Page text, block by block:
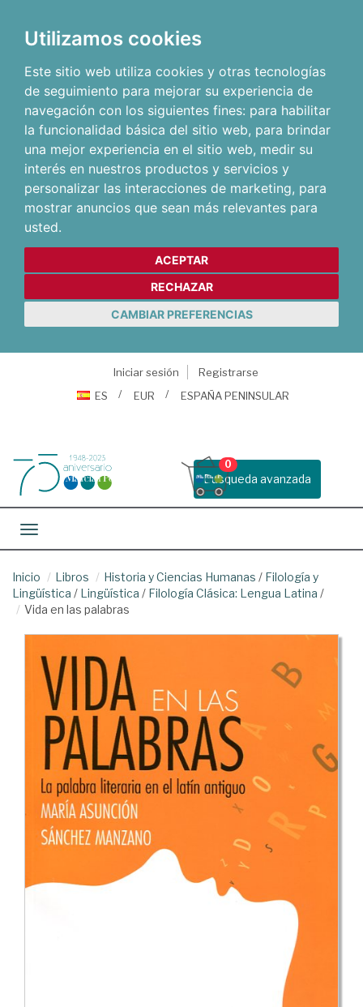
Utilizamos cookies
Este sitio web utiliza cookies y otras tecnologías
de seguimiento para mejorar su experiencia de
navegación con los siguientes fines: para habilitar
la funcionalidad básica del sitio web, para brindar
una mejor experiencia en el sitio web, medir su
interés en nuestros productos y servicios y
personalizar las interacciones de marketing, para
mostrar anuncios que sean más relevantes para
usted.
ACEPTAR
RECHAZAR
CAMBIAR PREFERENCIAS
Iniciar sesión
Registrarse
ES
EUR ESPAÑA PENINSULAR
Busqueda avanzada
0
Toggle navigation
Inicio Libros Historia y Ciencias Humanas / Filología y
Lingüística / Lingüística / Filología Clásica: Lengua Latina /
Vida en las palabras